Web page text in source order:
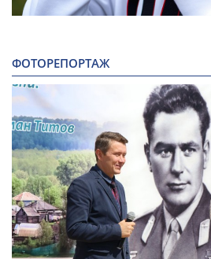
ФОТОРЕПОРТАЖ